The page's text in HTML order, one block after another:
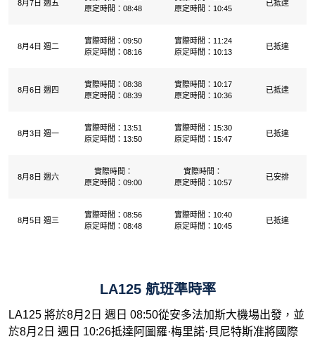
8月7日 週五
原定時間：08:48
原定時間：10:45
已抵達
8月4日 週二
實際時間：09:50
原定時間：08:16
實際時間：11:24
原定時間：10:13
已抵達
8月6日 週四
實際時間：08:38
原定時間：08:39
實際時間：10:17
原定時間：10:36
已抵達
8月3日 週一
實際時間：13:51
原定時間：13:50
實際時間：15:30
原定時間：15:47
已抵達
8月8日 週六
實際時間：
原定時間：09:00
實際時間：
原定時間：10:57
已安排
8月5日 週三
實際時間：08:56
原定時間：08:48
實際時間：10:40
原定時間：10:45
已抵達
LA125 航班準時率
LA125 將於8月2日 週日 08:50從安多法加斯大機場出發，並
於8月2日 週日 10:26抵達阿圖羅·梅里諾·貝尼特斯准將國際